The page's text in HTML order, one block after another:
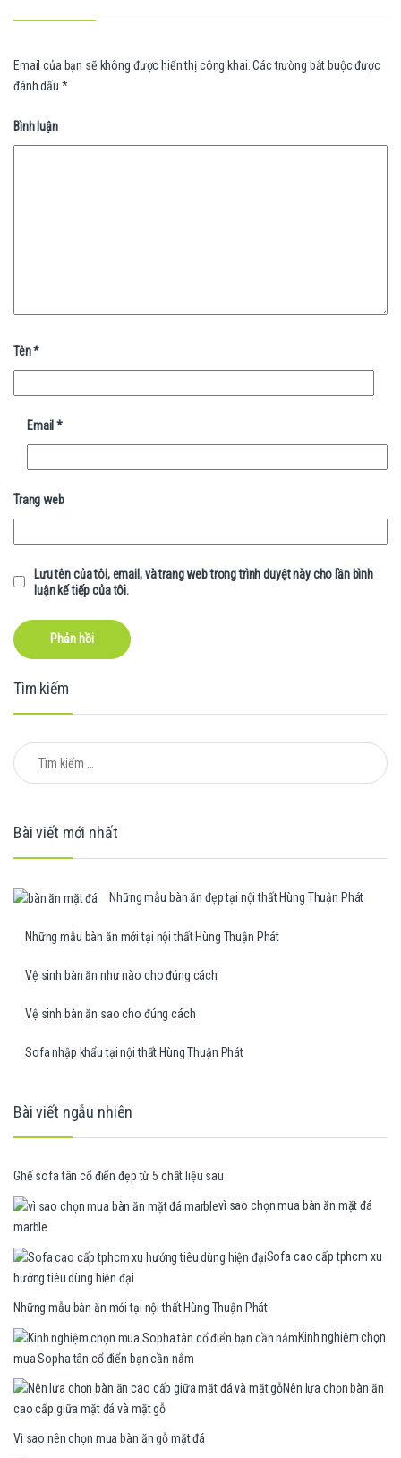
Email của bạn sẽ không được hiển thị công khai. Các trường bắt buộc được
đánh dấu *
Bình luận
Tên*
Email*
Trang web
Lưu tên của tôi, email, và trang web trong trình duyệt này cho lần bình
luận kế tiếp của tôi.
Tìm kiếm
Tìm kiếm cho:
Bài viết mới nhất
Những mẫu bàn ăn đẹp tại nội thất Hùng Thuận Phát
Những mẫu bàn ăn mới tại nội thất Hùng Thuận Phát
Vệ sinh bàn ăn như nào cho đúng cách
Vệ sinh bàn ăn sao cho đúng cách
Sofa nhập khẩu tại nội thất Hùng Thuận Phát
Bài viết ngẫu nhiên
Ghế sofa tân cổ điển đẹp từ 5 chất liệu sau
vì sao chọn mua bàn ăn mặt đá
marble
Sofa cao cấp tphcm xu
hướng tiêu dùng hiện đại
Những mẫu bàn ăn mới tại nội thất Hùng Thuận Phát
Kinh nghiệm chọn
mua Sopha tân cổ điển bạn cần nắm
Nên lựa chọn bàn ăn
cao cấp giữa mặt đá và mặt gỗ
Vì sao nên chọn mua bàn ăn gỗ mặt đá